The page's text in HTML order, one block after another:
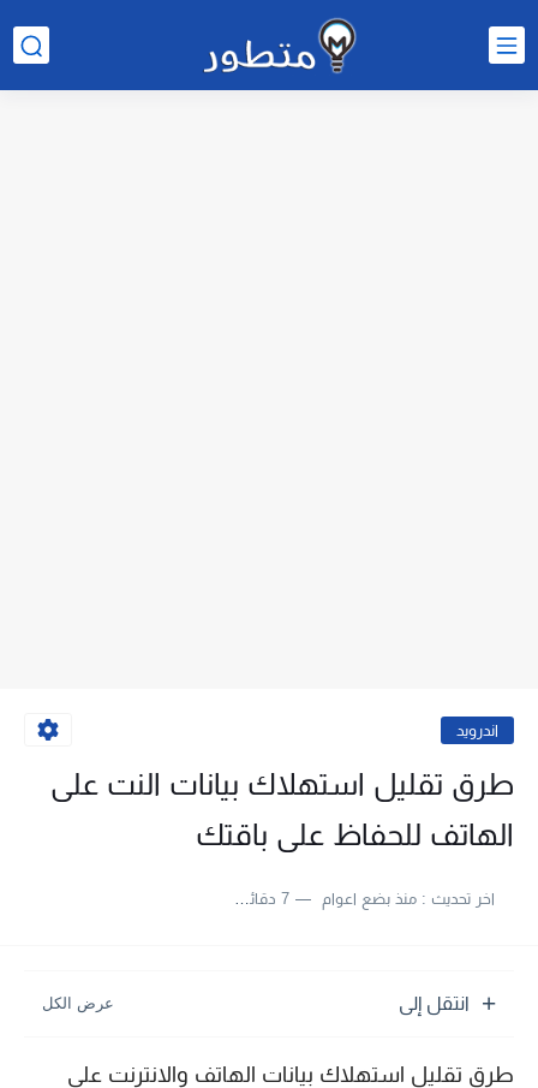
اندرويد
طرق تقليل استهلاك بيانات النت على
الهاتف للحفاظ على باقتك
اخر تحديث :منذ بضع اعوام 7 دقائق للقراءة
انتقل إلى
طرق تقليل استهلاك بيانات الهاتف والانترنت على